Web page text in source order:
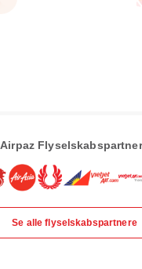
Airpaz
Se alle flyselskabspartnere